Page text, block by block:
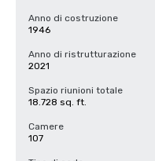
Anno di costruzione
1946
Anno di ristrutturazione
2021
Spazio riunioni totale
18.728 sq. ft.
Camere
107